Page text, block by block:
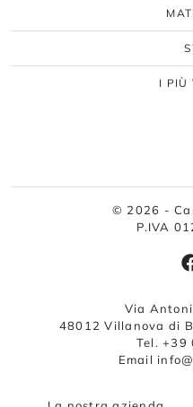
I PIÙ
© 2026 -
P.IVA
Via
48012 Villanova di
Tel. +39
Email